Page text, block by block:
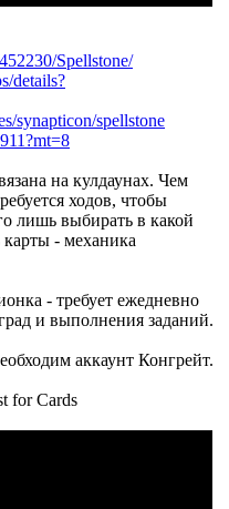
Spellstone/
details?
synapticon/spellstone
на кулдаунах. Чем
ходов, чтобы
лишь выбирать в какой
карты - механика
- требует ежедневно
и выполнения заданий.
аккаунт Конгрейт.
for Cards